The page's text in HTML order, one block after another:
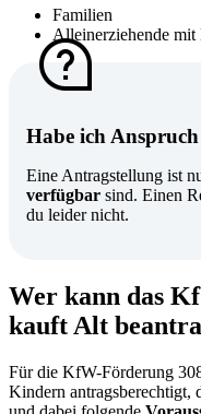
Familien
Alleinerziehende
Habe ich
Eine Antragstellung ist
verfügbar sind. Einen
du leider nicht.
Wer kann das
kauft Alt
Für die KfW-Förderung
Kindern antragsberechtigt,